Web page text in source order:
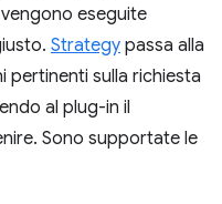
eseguite
Strategy passa alla
pertinenti sulla richiesta
al plug-in il
Sono supportate le